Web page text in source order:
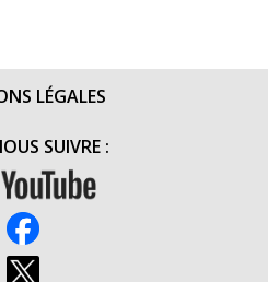
LÉGALES
SUIVRE :